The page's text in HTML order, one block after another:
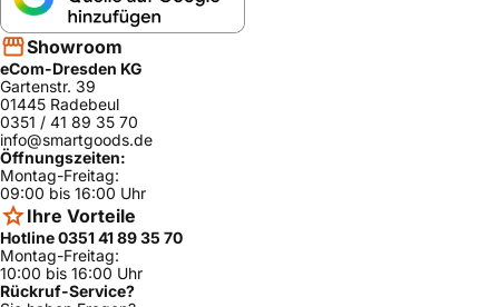
Showroom
eCom-Dresden KG
Gartenstr. 39
01445 Radebeul
0351 / 41 89 35 70
info@smartgoods.de
Öffnungszeiten:
Montag-Freitag:
09:00 bis 16:00 Uhr
Ihre Vorteile
Hotline 0351 41 89 35 70
Montag-Freitag:
10:00 bis 16:00 Uhr
Rückruf-Service?